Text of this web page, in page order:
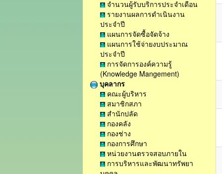
จำนวนผู้รับบริการประจำเดือน
รายงานผลการดำเนินงาน
ประจำปี
แผนการจัดซื้อจัดจ้าง
แผนการใช้จ่ายงบประมาณ
ประจำปี
การจัดการองค์ความรู้
(Knowledge Mangement)
บุคลากร
คณะผู้บริหาร
สมาชิกสภา
สำนักปลัด
กองคลัง
กองช่าง
กองการศึกษา
หน่วยงานตรวจสอบภายใน
การบริหารและพัฒนาทรัพยา